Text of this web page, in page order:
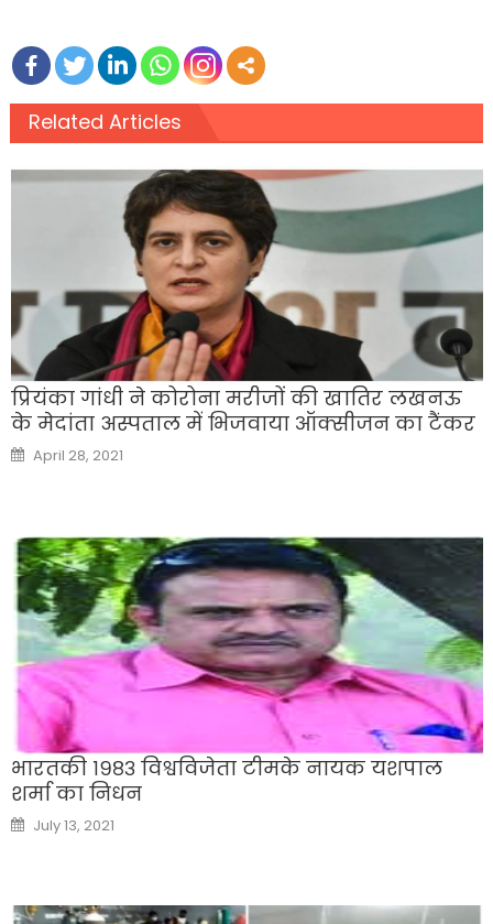
Related Articles
प्रियंका गांधी ने कोरोना मरीजों की खातिर लखनऊ
के मेदांता अस्पताल में भिजवाया ऑक्सीजन का टैंकर
Posted
on
April 28, 2021
भारतकी १९८३ विश्वविजेता टीमके नायक यशपाल
शर्मा का निधन
Posted
on
July 13, 2021